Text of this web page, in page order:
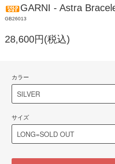
GARNI - Astra
GB26013
28,600円(税込)
カラー
サイズ